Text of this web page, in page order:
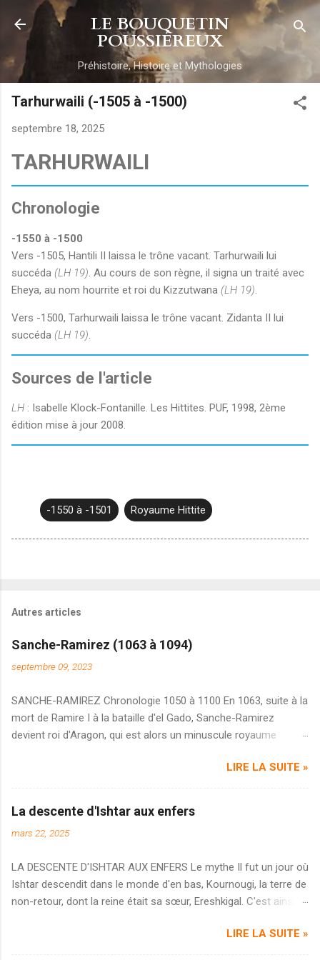
Accéder au contenu principal
LE BOUQUETIN
POUSSIÉREUX
Préhistoire, Histoire et Mythologies
Tarhurwaili (-1505 à -1500)
septembre 18, 2025
TARHURWAILI
Chronologie
-1550 à -1500
Vers -1505, Hantili II laissa le trône vacant. Tarhurwaili lui
succéda (LH 19). Au cours de son règne, il signa un traité avec
Eheya, au nom hourrite et roi du Kizzutwana (LH 19).
Vers -1500, Tarhurwaili laissa le trône vacant. Zidanta II lui
succéda (LH 19).
Sources de l'article
LH : Isabelle Klock-Fontanille. Les Hittites. PUF, 1998, 2ème
édition mise à jour 2008.
-1550 à -1501 Royaume Hittite
Autres articles
Sanche-Ramirez (1063 à 1094)
septembre 09, 2023
SANCHE-RAMIREZ Chronologie 1050 à 1100 En 1063, suite à la
mort de Ramire I à la bataille d'el Gado, Sanche-Ramirez
devient roi d'Aragon, qui est alors un minuscule royaume
concile tenu à Jaca en vue de réorganiser son diocèse. Peu
année, suite au décès de Ramire I , le pape Alexandre II décide
d'Aragon. Il invite ainsi les chevaliers d'Occident à voler au
qui participeront à l'expédition. Deux armées se forment pour
attaquer Barbastro. La première est catalane, sous la direction
du comte Urgel qui bénéficie de l'apport de contingents venus
d'Aquitaine, qui reçoit en renfort des chevaliers normands,
LIRE LA SUITE »
La descente d'Ishtar aux enfers
mars 22, 2025
LA DESCENTE D'ISHTAR AUX ENFERS Le mythe Il fut un jour où
Ishtar descendit dans le monde d'en bas, Kournougi, la terre de
non-retour, dont la reine était sa sœur, Ereshkigal. C'est ainsi
ténébreux, lugubre et terriblement poussiéreux. Elle était
LIRE LA SUITE »